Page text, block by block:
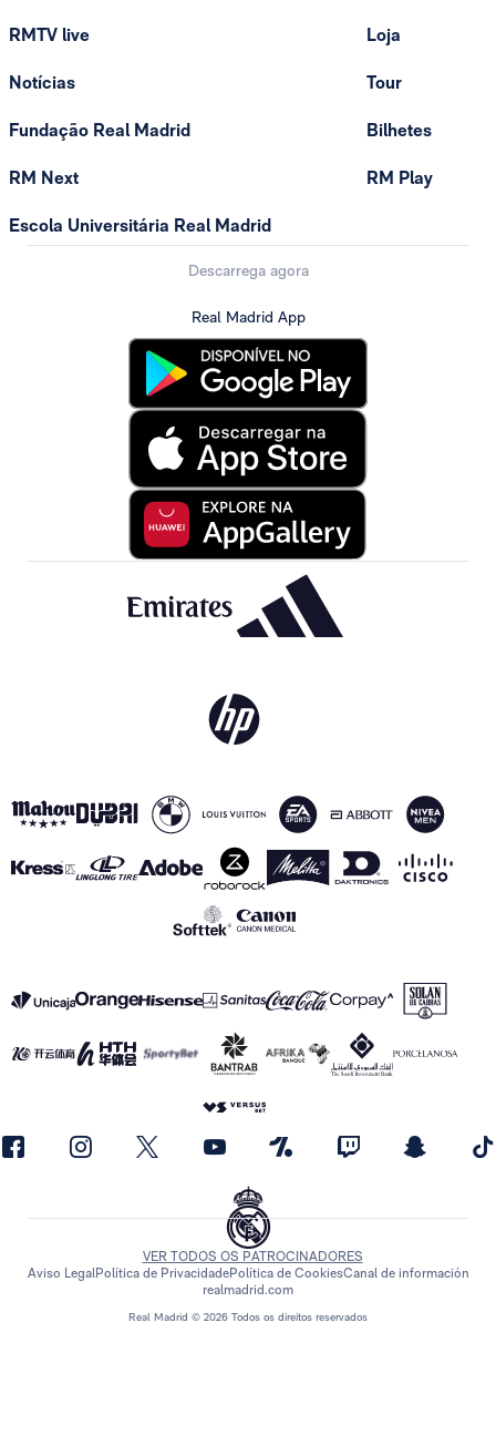
RMTV live
Notícias
Fundação Real Madrid
RM Next
Escola Universitária Real Madrid
Loja
Tour
Bilhetes
RM Play
Descarrega agora
Real Madrid App
Real Madrid © 2026 Todos os direitos reservados
VER TODOS OS PATROCINADORES
Aviso LegalPolítica de PrivacidadePolítica de CookiesCanal de información
realmadrid.com